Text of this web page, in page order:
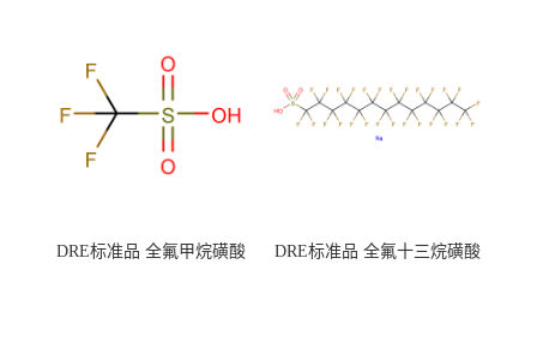
（泰坦现货供应）
DRE标准品 全氟甲烷磺酸
DRE标准品 全氟十三烷磺酸